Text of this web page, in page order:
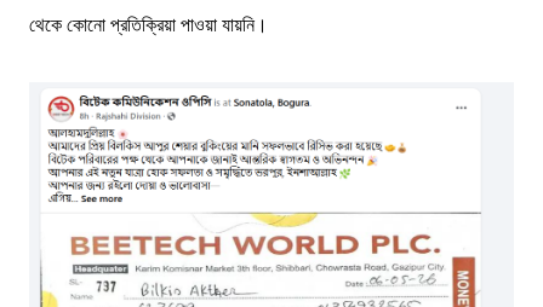
থেকে কোনো প্রতিক্রিয়া পাওয়া যায়নি।